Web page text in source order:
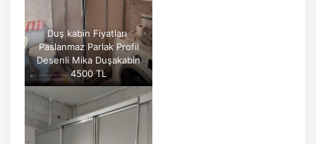
Duş kabin Fiyatları
Paslanmaz Parlak Profil
Desenli Mika Duşakabin
4500 TL